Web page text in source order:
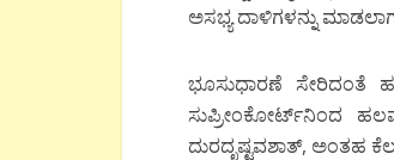
ಅಸಭ್ಯ ದಾಳಿಗಳನ್ನು
ಭೂಸುಧಾರಣೆ ಸೇರಿದಂತೆ
ಸುಪ್ರೀಂಕೋರ್ಟ್‍ನಿಂದ
ದುರದೃಷ್ಟವಶಾತ್, ಅಂತಹ